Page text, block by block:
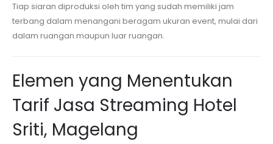
Tiap siaran diproduksi oleh tim yang sudah memiliki jam
terbang dalam menangani beragam ukuran event, mulai dari
dalam ruangan maupun luar ruangan.
Elemen yang Menentukan
Tarif Jasa Streaming Hotel
Sriti, Magelang